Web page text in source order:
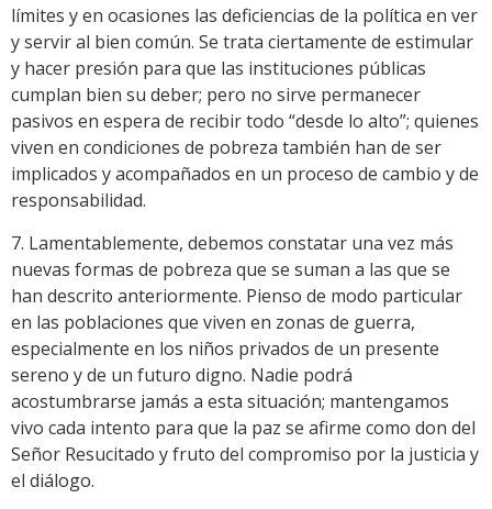
límites y en ocasiones las deficiencias de la política en ver
y servir al bien común. Se trata ciertamente de estimular
y hacer presión para que las instituciones públicas
cumplan bien su deber; pero no sirve permanecer
pasivos en espera de recibir todo “desde lo alto”; quienes
viven en condiciones de pobreza también han de ser
implicados y acompañados en un proceso de cambio y de
responsabilidad.
7. Lamentablemente, debemos constatar una vez más
nuevas formas de pobreza que se suman a las que se
han descrito anteriormente. Pienso de modo particular
en las poblaciones que viven en zonas de guerra,
especialmente en los niños privados de un presente
sereno y de un futuro digno. Nadie podrá
acostumbrarse jamás a esta situación; mantengamos
vivo cada intento para que la paz se afirme como don del
Señor Resucitado y fruto del compromiso por la justicia y
el diálogo.